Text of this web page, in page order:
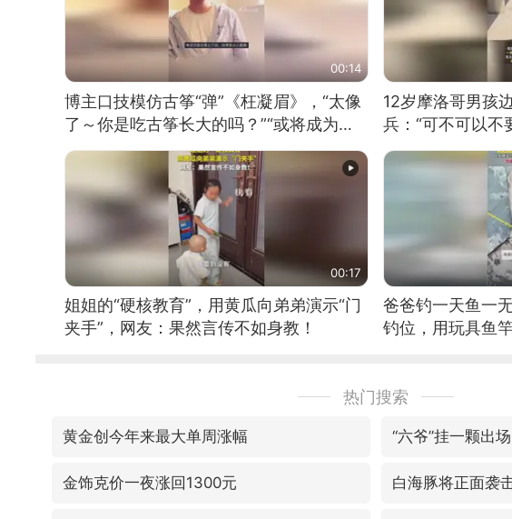
00:14
博主口技模仿古筝“弹”《枉凝眉》，“太像
了～你是吃古筝长大的吗？”“或将成为首
位考级不带古筝的选手。”（来源：新华每
12岁摩洛哥男孩
兵：“可不可以不
00:17
姐姐的“硬核教育”，用黄瓜向弟弟演示“门
夹手”，网友：果然言传不如身教！
爸爸钓一天鱼一
钓位，用玩具鱼
热门搜索
黄金创今年来最大单周涨幅 “六爷”挂一颗出场
金饰克价一夜涨回1300元 白海豚将正面袭